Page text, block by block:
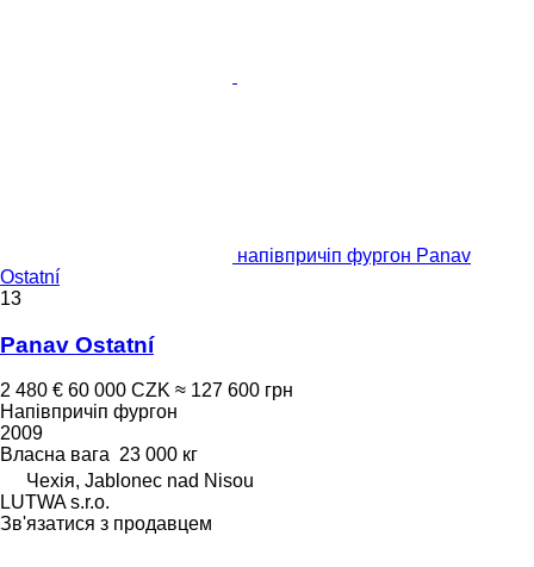
напівпричіп фургон Panav
Ostatní
13
Panav Ostatní
2 480 € 60 000 CZK ≈ 127 600 грн
Напівпричіп фургон
2009
Власна вага 23 000 кг
Чехія, Jablonec nad Nisou
LUTWA s.r.o.
Зв'язатися з продавцем